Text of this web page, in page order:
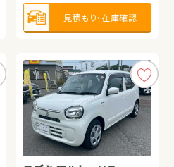
見積もり・在庫確認
見積もり・在庫確認
見積もり・在庫確認